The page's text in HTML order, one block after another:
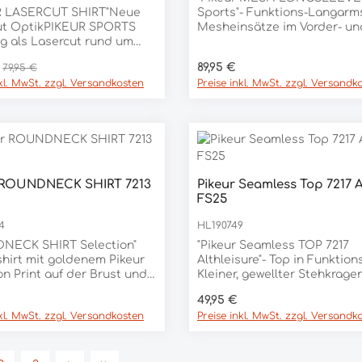
LASERCUT SHIRT"Neue
OptikPIKEUR SPORTS
als Lasercut rund um
angenehme
Regulärer Preis:
79,95 €
MwSt. zzgl. Versandkosten
Sports"- Funktions-
Mesheinsätze im Vorder-
Reißverschluss am Kragen-
Pikeurprint am Kragen, im
Polyester, 18% Elasthan
Regulärer Preis:
89,95 €
Preise inkl. MwSt. zzgl.
SHIRT 7213
SHIRT Selection"
mit goldenem Pikeur
Print auf der Brust und
Material 95%
5% ELASTAN
Preis:
MwSt. zzgl. Versandkosten
Pikeur Seamless Top 7217
FS25
HL190749
"Pikeur Seamless TOP 7217
Althleisure"- Top in
Kleiner, gewellter
Athleisure Labeling auf dem
Vorder-und
Regulärer Preis:
49,95 €
Preise inkl. MwSt. zzgl.